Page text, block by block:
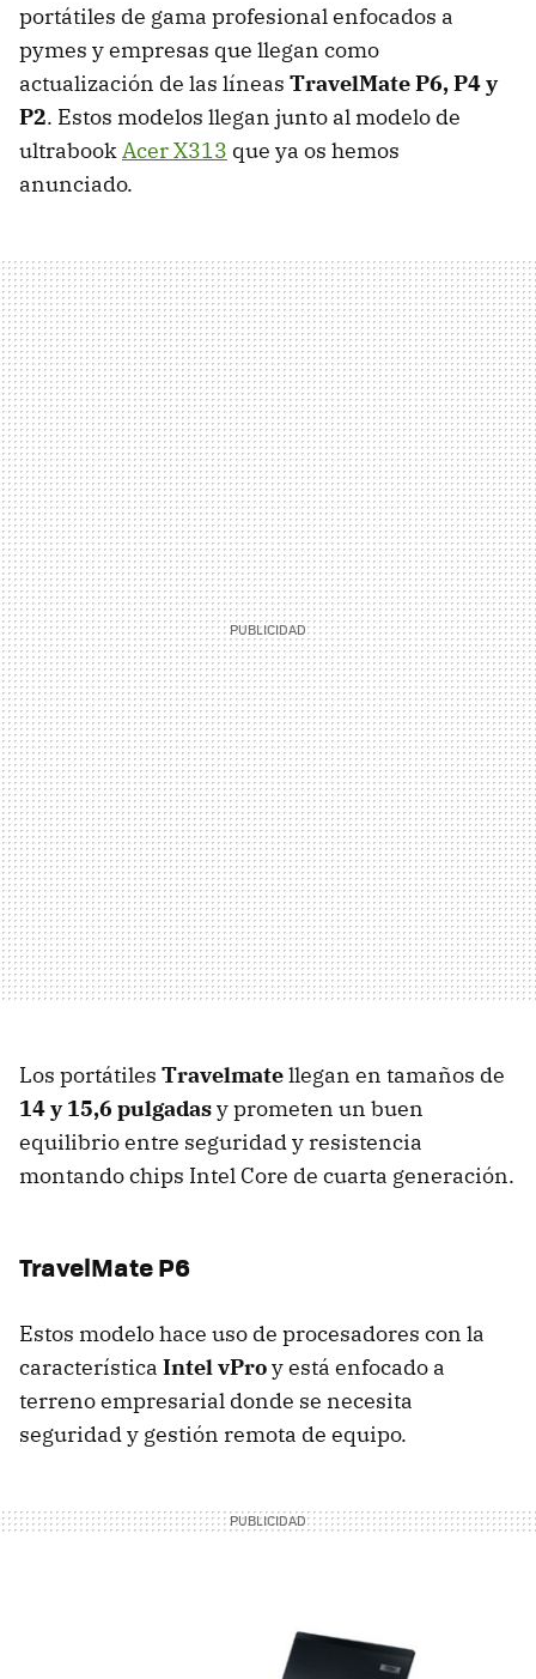
portátiles de gama profesional enfocados a
pymes y empresas que llegan como
actualización de las líneas TravelMate P6, P4 y
P2. Estos modelos llegan junto al modelo de
ultrabook Acer X313 que ya os hemos
anunciado.
Los portátiles Travelmatellegan en tamaños de
14 y 15,6 pulgadasy prometen un buen
equilibrio entre seguridad y resistencia
montando chips Intel Core de cuarta generación.
TravelMate P6
Estos modelo hace uso de procesadores con la
característica Intel vProy está enfocado a
terreno empresarial donde se necesita
seguridad y gestión remota de equipo.